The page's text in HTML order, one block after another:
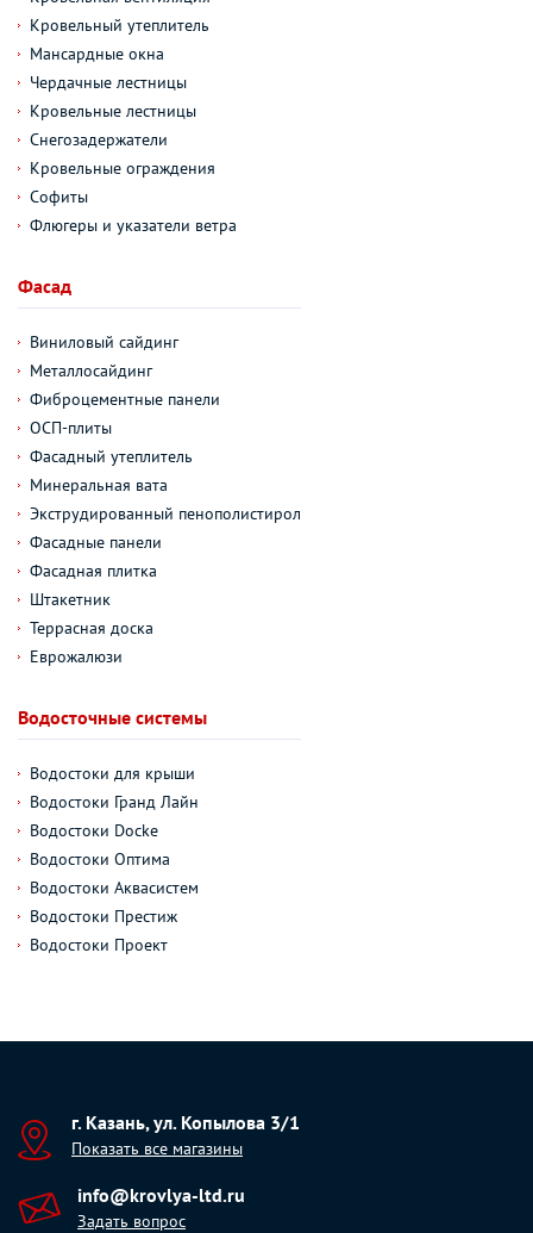
Кровельный утеплитель
Мансардные окна
Чердачные лестницы
Кровельные лестницы
Снегозадержатели
Кровельные ограждения
Софиты
Флюгеры и указатели ветра
Фасад
Виниловый сайдинг
Металлосайдинг
Фиброцементные панели
ОСП-плиты
Фасадный утеплитель
Минеральная вата
Экструдированный пенополистирол
Фасадные панели
Фасадная плитка
Штакетник
Террасная доска
Еврожалюзи
Водосточные системы
Водостоки для крыши
Водостоки Гранд Лайн
Водостоки Docke
Водостоки Оптима
Водостоки Аквасистем
Водостоки Престиж
Водостоки Проект
г. Казань, ул. Копылова 3/1
Показать все магазины
info@krovlya-ltd.ru
Задать вопрос